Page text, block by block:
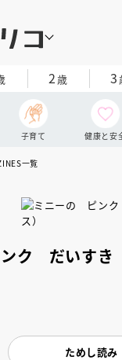
2歳 3
子育て 健康と安
一覧
ク だいすき
ためし読み